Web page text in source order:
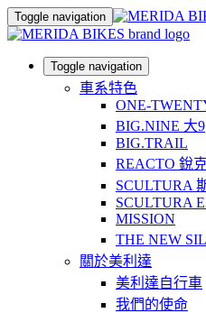
Toggle navigation
Toggle navigation
車系特色
ONE-
BIG.NINE 大9
BIG.TRAIL
REACTO 銳
SCULTURA
SCULTURA
MISSION
THE NEW
關於美利達
美利達自行車
我們的使命